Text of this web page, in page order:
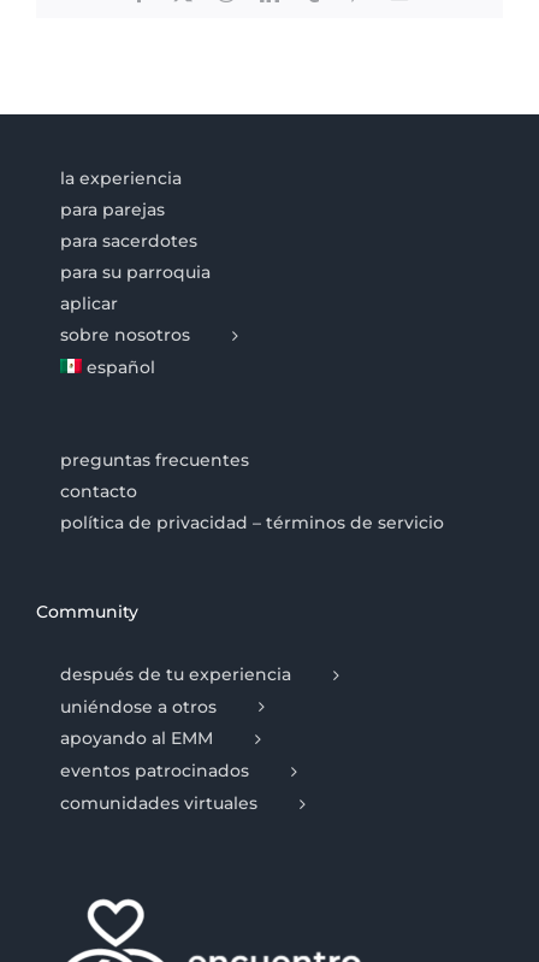
la experiencia
para parejas
para sacerdotes
para su parroquia
aplicar
sobre nosotros
español
preguntas frecuentes
contacto
política de privacidad – términos de servicio
Community
después de tu experiencia
uniéndose a otros
apoyando al EMM
eventos patrocinados
comunidades virtuales